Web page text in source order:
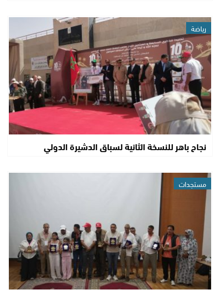
رياضة
نجاح باهر للنسخة الثانية لسباق الدشيرة الدولي
مستجدات